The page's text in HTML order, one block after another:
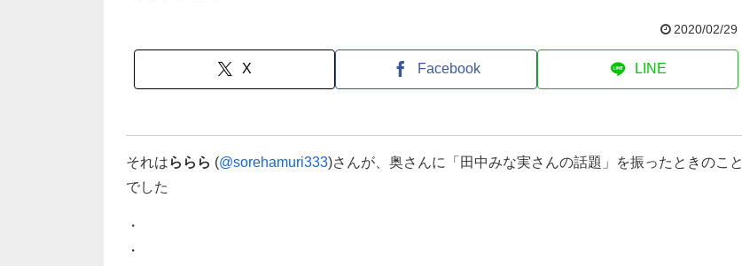
2020/02/29
X Facebook LINE
それはららら (@sorehamuri333)さんが、奥さんに「田中みな実さんの話題」を振ったときのこと
でした
・
・